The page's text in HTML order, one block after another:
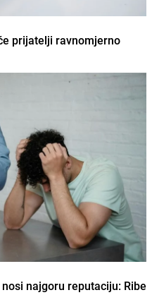
prijatelji ravnomjerno
najgoru reputaciju: Ribe